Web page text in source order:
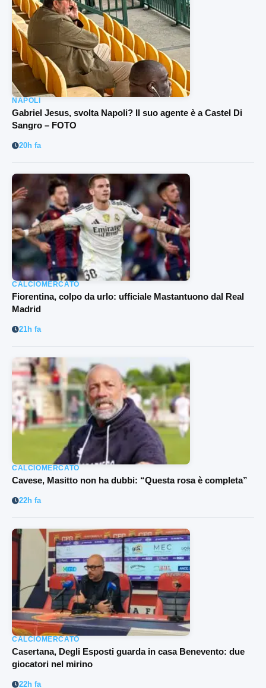
NAPOLI
Gabriel Jesus, svolta Napoli? Il suo agente è a Castel Di
Sangro – FOTO
20h fa
CALCIOMERCATO
Fiorentina, colpo da urlo: ufficiale Mastantuono dal Real
Madrid
21h fa
CALCIOMERCATO
Cavese, Masitto non ha dubbi: “Questa rosa è completa”
22h fa
CALCIOMERCATO
Casertana, Degli Esposti guarda in casa Benevento: due
giocatori nel mirino
22h fa